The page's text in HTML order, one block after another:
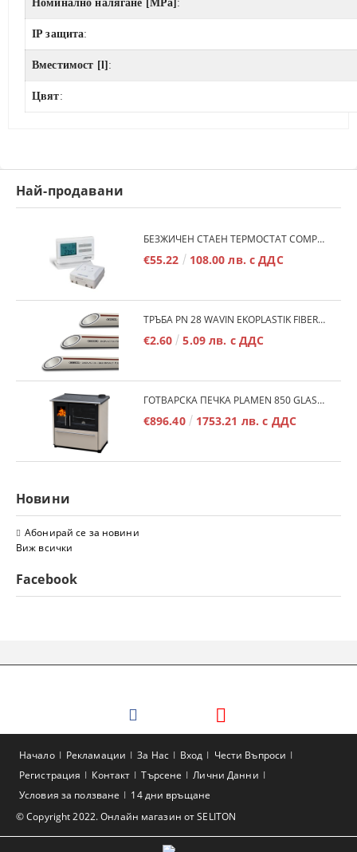
IP защита:
Вместимост [l]:
Цвят:
Най-продавани
БЕЗЖИЧЕН СТАЕН ТЕРМОСТАТ COMPUTHERM Q7RF
€55.22 108.00 лв. с ДДС
ТРЪБА PN 28 WAVIN EKOPLASTIK FIBER BASALT PLUS - 3М/БР.
€2.60 5.09 лв. с ДДС
ГОТВАРСКА ПЕЧКА PLAMEN 850 GLAS 11KW
€896.40 1753.21 лв. с ДДС
Новини
Абонирай се за новини
Виж всички
Facebook
© Copyright 2022. Онлайн магазин от SELITON
Начало Рекламации За Нас Вход
Чести Въпроси
Регистрация
Контакт Търсене
Лични Данни
Условия за ползване
14 дни връщане